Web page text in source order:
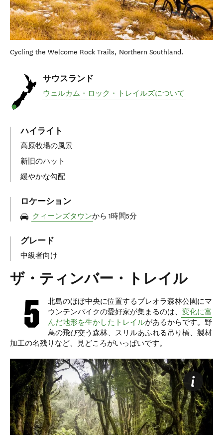
Cycling the Welcome Rock Trails, Northern Southland.
サウスランド
ウェルカム・ロック・トレイルズについて
ハイライト
高原牧場の風景
新旧のハット
緩やかな勾配
ロケーション
クィーンズタウンから 1時間5分
グレード
中級者向け
ザ・ティンバー・トレイル
北島のほぼ中央に位置するプレオラ森林公園にマ
ウンテンバイクの愛好家が集まるのは、 変化に富
んだ地形を生かしたトレイルがあるからです。野
鳥の飛び交う森林、スリルあふれる吊り橋、製材
加工の名残りなど、見どころがいっぱいです。